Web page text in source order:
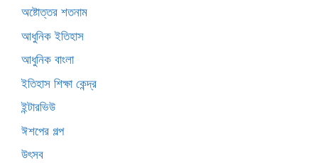
অষ্টোত্তর শতনাম
আধুনিক ইতিহাস
আধুনিক বাংলা
ইতিহাস শিক্ষা কেন্দ্র
ইন্টারভিউ
ঈশপের গল্প
উৎসব